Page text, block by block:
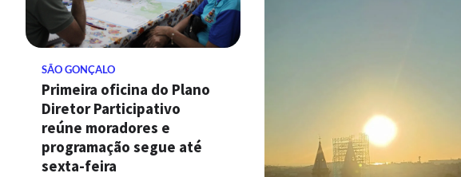
SÃO GONÇALO
Primeira oficina do Plano
Diretor Participativo
reúne moradores e
programação segue até
sexta-feira